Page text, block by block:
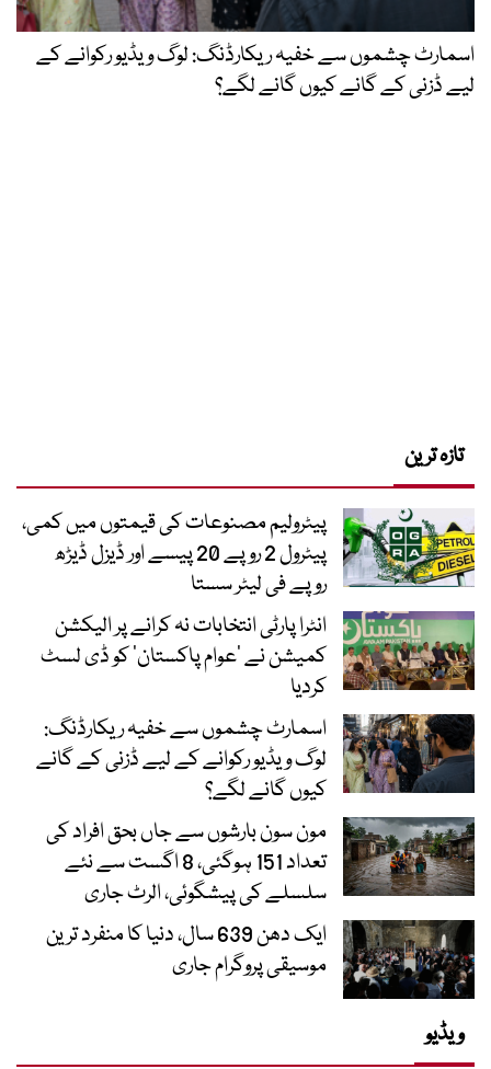
اسمارٹ چشموں سے خفیہ ریکارڈنگ: لوگ ویڈیو رکوانے کے
لیے ڈزنی کے گانے کیوں گانے لگے؟
تازہ ترین
پیٹرولیم مصنوعات کی قیمتوں میں کمی،
پیٹرول 2 روپے 20 پیسے اور ڈیزل ڈیڑھ
روپے فی لیٹر سستا
انٹرا پارٹی انتخابات نہ کرانے پر الیکشن
کمیشن نے ’عوام پاکستان‘ کو ڈی لسٹ
کردیا
اسمارٹ چشموں سے خفیہ ریکارڈنگ:
لوگ ویڈیو رکوانے کے لیے ڈزنی کے گانے
کیوں گانے لگے؟
مون سون بارشوں سے جاں بحق افراد کی
تعداد 151 ہوگئی، 8 اگست سے نئے
سلسلے کی پیشگوئی، الرٹ جاری
ایک دھن 639 سال، دنیا کا منفرد ترین
موسیقی پروگرام جاری
ویڈیو